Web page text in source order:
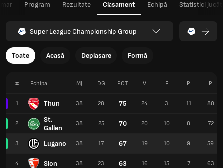
Program Rezultate Clasament Echipă Statistici
Super League Championship Group
Toate Acasă Deplasare Formă
# Echipa
1 Thun
2
St.
Gallen
3 Lugano
4 Sion
MJ DG PCT V E P P
38 28 75 24 3 11 80
38 25 70 20 10 8 72
38 17 67 19 10 9 59
38 23 63 16 15 7 63